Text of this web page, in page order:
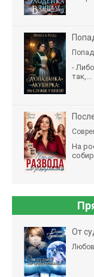
-
так,...
На
От